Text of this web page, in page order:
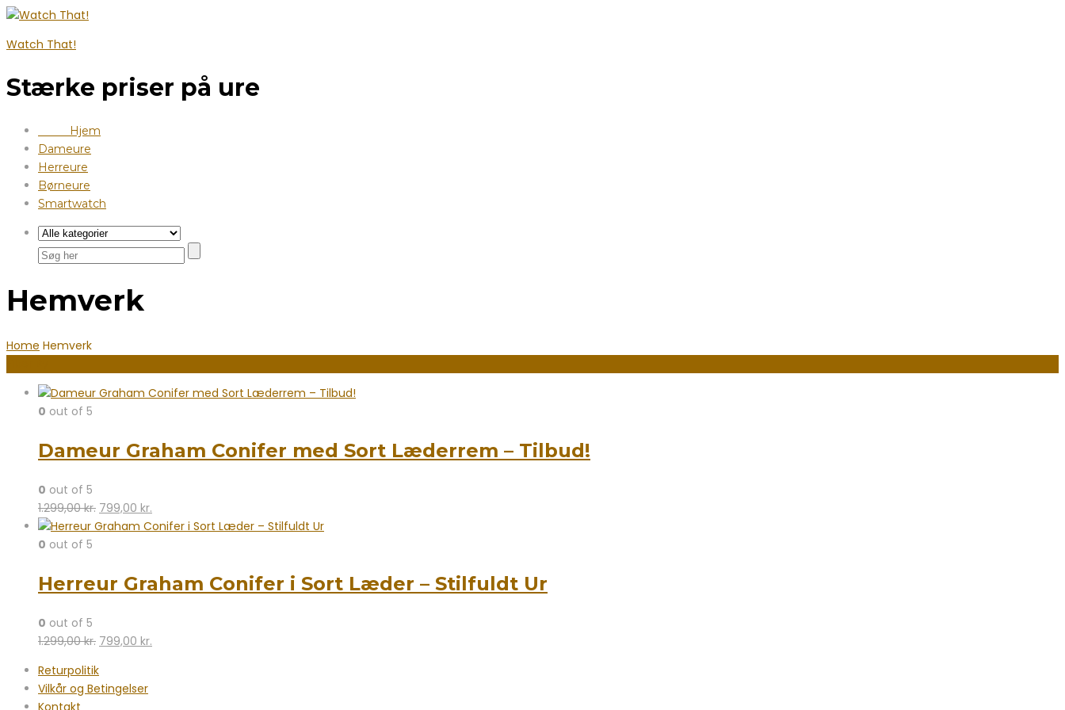
Watch That!
Stærke priser på ure
Hjem
Dameure
Herreure
Børneure
Smartwatch
Hemverk
Home Hemverk
0 out of 5
Dameur Graham Conifer med Sort Læderrem – Tilbud!
0 out of 5
1.299,00kr. Den
oprindelige
1.299,00 kr..
799,00 kr.
aktuelle
799,00 kr..
0 out of 5
Herreur Graham Conifer i Sort Læder – Stilfuldt Ur
0 out of 5
1.299,00kr. Den
pris
var:
799,00 kr.
Returpolitik
Vilkår og Betingelser
Kontakt